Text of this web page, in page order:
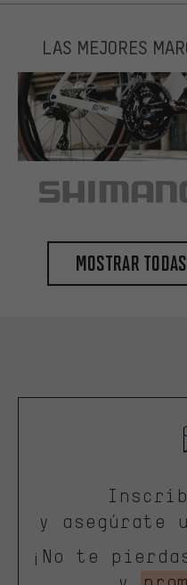
LAS MEJORES
Mostrar
y asegúrate
¡No te